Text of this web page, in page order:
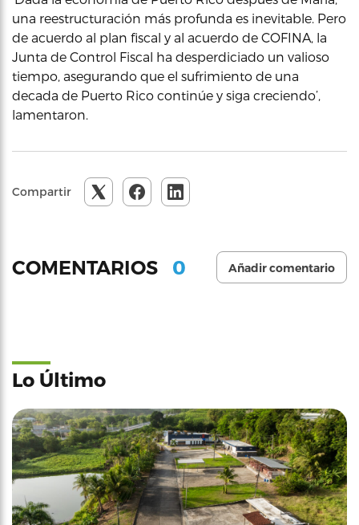
una reestructuración más profunda es inevitable. Pero
de acuerdo al plan fiscal y al acuerdo de COFINA, la
Junta de Control Fiscal ha desperdiciado un valioso
tiempo, asegurando que el sufrimiento de una
decada de Puerto Rico continúe y siga creciendo’,
lamentaron.
Compartir
COMENTARIOS 0 Añadir comentario
Lo Último